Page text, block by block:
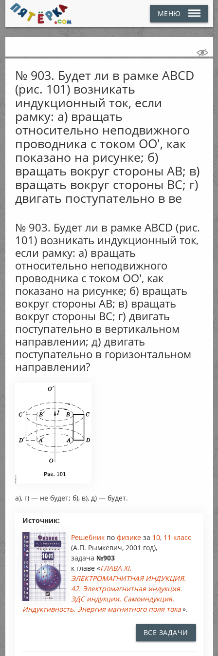
МЕНЮ
№ 903. Будет ли в рамке ABCD
(рис. 101) возникать
индукционный ток, если
рамку: а) вращать
относительно неподвижного
проводника с током ОО', как
показано на рисунке; б)
вращать вокруг стороны АВ; в)
вращать вокруг стороны ВС; г)
двигать поступательно в ве
№ 903. Будет ли в рамке ABCD (рис.
101) возникать индукционный ток,
если рамку: а) вращать
относительно неподвижного
проводника с током ОО', как
показано на рисунке; б) вращать
вокруг стороны АВ; в) вращать
вокруг стороны ВС; г) двигать
поступательно в вертикальном
направлении; д) двигать
поступательно в горизонтальном
направлении?
а), г) — не будет; б), в), д) — будет.
Источник:
Решебник по физике за 10, 11 класс
(А.П. Рымкевич, 2001 год),
задача №903
к главе «ГЛАВА XI.
ЭЛЕКТРОМАГНИТНАЯ ИНДУКЦИЯ.
42. Электромагнитная индукция.
ЭДС индукции. Самоиндукция.
Индуктивность. Энергия магнитного поля тока».
ВСЕ ЗАДАЧИ